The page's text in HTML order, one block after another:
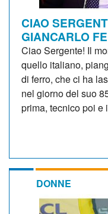
CIAO
GIANCARLO
Ciao Sergente! Il
quello italiano,
di ferro, che ci ha
nel giorno del suo
prima, tecnico poi e
DONNE